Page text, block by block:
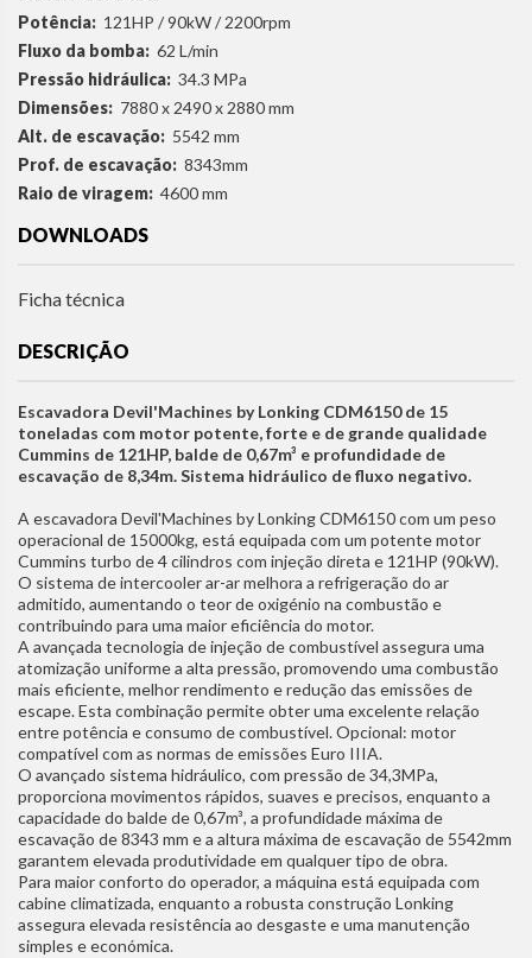
Potência: 121HP / 90kW / 2200rpm
Fluxo da bomba: 62 L/min
Pressão hidráulica: 34.3 MPa
Dimensões: 7880 x 2490 x 2880 mm
Alt. de escavação: 5542 mm
Prof. de escavação: 8343mm
Raio de viragem: 4600 mm
DOWNLOADS
Ficha técnica
DESCRIÇÃO
Escavadora Devil'Machines by Lonking CDM6150 de 15
toneladas com motor potente, forte e de grande qualidade
Cummins de 121HP, balde de 0,67m³ e profundidade de
escavação de 8,34m. Sistema hidráulico de fluxo negativo.
A escavadora Devil'Machines by Lonking CDM6150 com um peso
operacional de 15000kg, está equipada com um potente motor
Cummins turbo de 4 cilindros com injeção direta e 121HP (90kW).
O sistema de intercooler ar-ar melhora a refrigeração do ar
admitido, aumentando o teor de oxigénio na combustão e
contribuindo para uma maior eficiência do motor.
A avançada tecnologia de injeção de combustível assegura uma
atomização uniforme a alta pressão, promovendo uma combustão
mais eficiente, melhor rendimento e redução das emissões de
escape. Esta combinação permite obter uma excelente relação
entre potência e consumo de combustível. Opcional: motor
compatível com as normas de emissões Euro IIIA.
O avançado sistema hidráulico, com pressão de 34,3MPa,
proporciona movimentos rápidos, suaves e precisos, enquanto a
capacidade do balde de 0,67m³, a profundidade máxima de
escavação de 8343 mm e a altura máxima de escavação de 5542mm
garantem elevada produtividade em qualquer tipo de obra.
Para maior conforto do operador, a máquina está equipada com
cabine climatizada, enquanto a robusta construção Lonking
assegura elevada resistência ao desgaste e uma manutenção
simples e económica.